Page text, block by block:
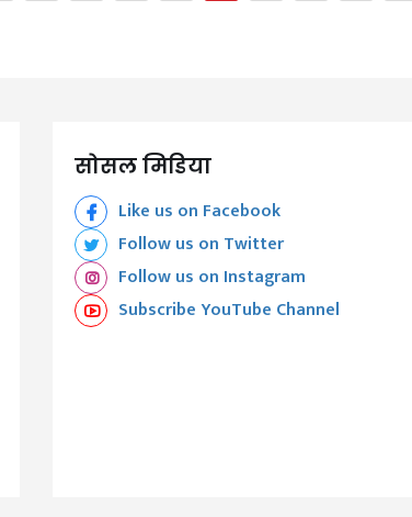
सोसल मिडिया
Like us on Facebook
Follow us on Twitter
Follow us on Instagram
Subscribe YouTube Channel